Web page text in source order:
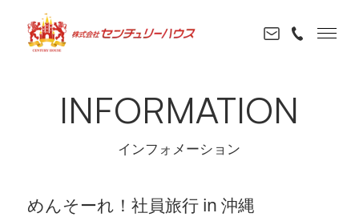
INFORMATION
インフォメーション
めんそーれ！社員旅行 in 沖縄